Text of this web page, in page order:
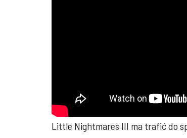
Little Nightmares III ma trafić do